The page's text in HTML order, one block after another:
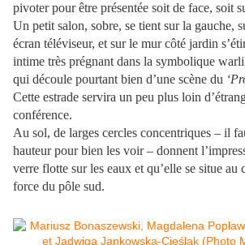
pivoter pour être présentée soit de face, soit
Un petit salon, sobre, se tient sur la gauche,
écran téléviseur, et sur le mur côté jardin
intime très prégnant dans la symbolique
qui découle pourtant bien d’une scène du
Cette estrade servira un peu plus loin
conférence.
Au sol, de larges cercles concentriques – il
hauteur pour bien les voir – donnent
verre flotte sur les eaux et qu’elle se situe au
force du pôle sud.